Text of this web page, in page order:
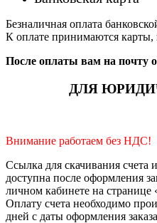
Безналичная оплата
К оплате принимаются
После оплаты вам на почту
ДЛЯ
Внимание работаем без НДС!
Ссылка для скачивания счета
доступна после оформления
личном кабинете на странице
Оплату счета необходимо
дней с даты оформления